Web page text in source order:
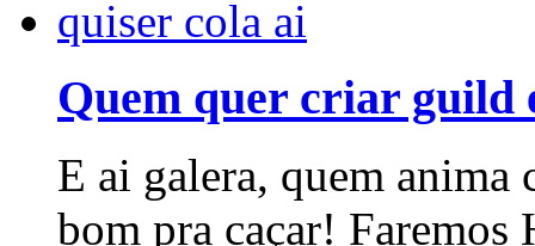
Quem quer criar guild
E ai galera, quem anima
bom pra caçar! Faremos